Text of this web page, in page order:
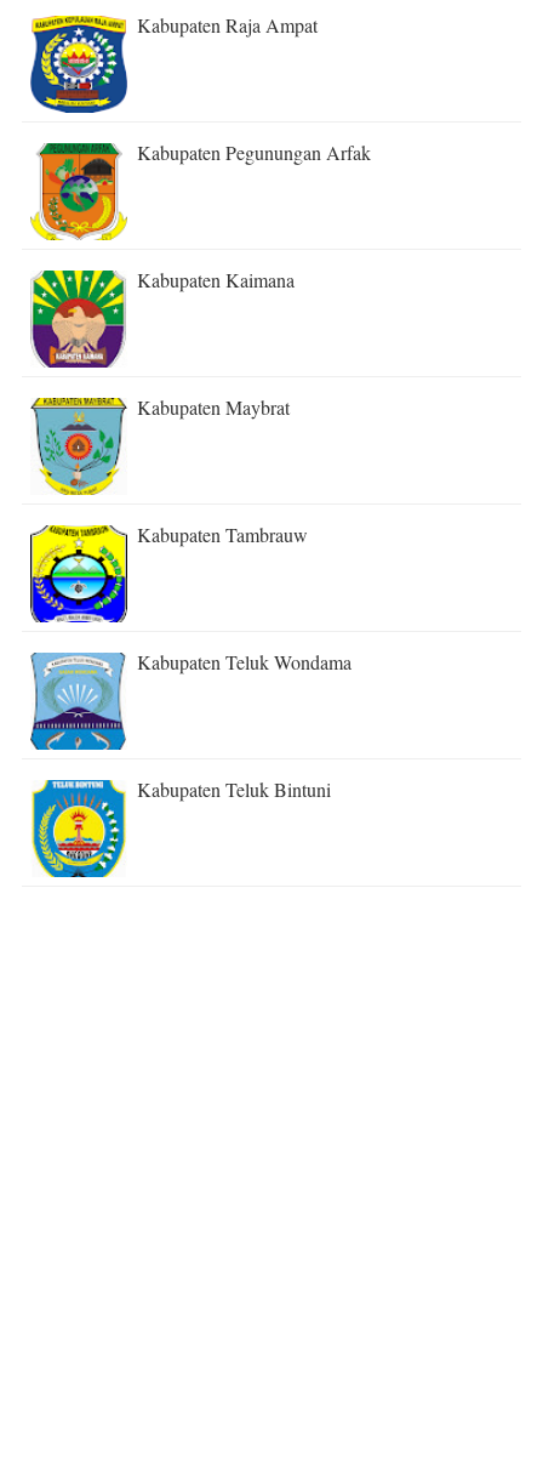
Kabupaten Raja Ampat
Kabupaten Pegunungan Arfak
Kabupaten Kaimana
Kabupaten Maybrat
Kabupaten Tambrauw
Kabupaten Teluk Wondama
Kabupaten Teluk Bintuni